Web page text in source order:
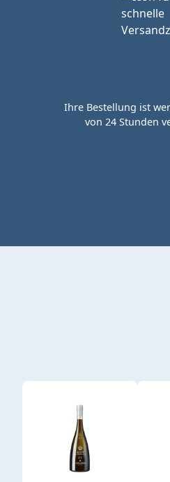
Ihre Bestellung ist
von 24 Stunden
Produktgalerie überspringen